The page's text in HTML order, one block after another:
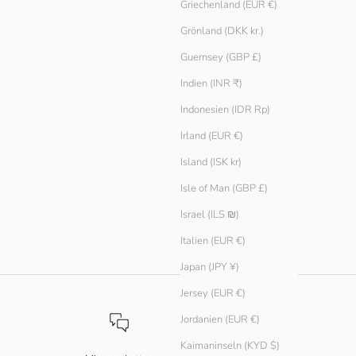
Griechenland (EUR €)
Grönland (DKK kr.)
Guernsey (GBP £)
Indien (INR ₹)
Indonesien (IDR Rp)
Irland (EUR €)
Island (ISK kr)
Isle of Man (GBP £)
Israel (ILS ₪)
Italien (EUR €)
Japan (JPY ¥)
Jersey (EUR €)
Jordanien (EUR €)
Kaimaninseln (KYD $)